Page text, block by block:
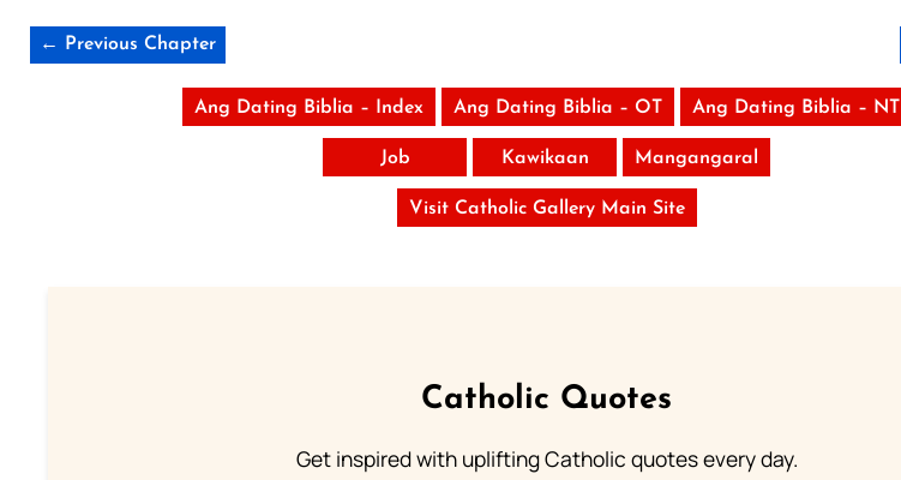
← Previous Chapter
Ang Dating Biblia – Index Ang Dating Biblia – OT Ang Dating Biblia – NT
Job Kawikaan Mangangaral
Visit Catholic Gallery Main Site
Catholic Quotes
Get inspired with uplifting Catholic quotes every day.